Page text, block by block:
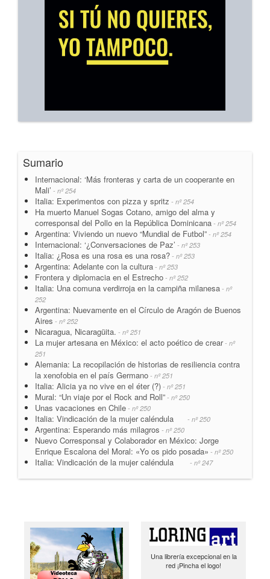
Sumario
Internacional: ‘Más fronteras y carta de un cooperante en
Mali’ - nº 254
Italia: Experimentos con pizza y spritz - nº 254
Ha muerto Manuel Sogas Cotano, amigo del alma y
corresponsal del Pollo en la República Dominicana - nº 254
Argentina: Viviendo un nuevo “Mundial de Futbol” - nº 254
Internacional: ‘¿Conversaciones de Paz’ - nº 253
Italia: ¿Rosa es una rosa es una rosa? - nº 253
Argentina: Adelante con la cultura - nº 253
Frontera y diplomacia en el Estrecho - nº 252
Italia: Una comuna verdirroja en la campiña milanesa - nº
252
Argentina: Nuevamente en el Círculo de Aragón de Buenos
Aires - nº 252
Nicaragua, Nicaragüita. - nº 251
La mujer artesana en México: el acto poético de crear- nº
251
Alemania: La recopilación de historias de resiliencia contra
la xenofobia en el país Germano - nº 251
Italia: Alicia ya no vive en el éter (?) - nº 251
Mural: “Un viaje por el Rock and Roll” - nº 250
Unas vacaciones en Chile - nº 250
Italia: Vindicación de la mujer caléndula - nº 250
Argentina: Esperando más milagros - nº 250
Nuevo Corresponsal y Colaborador en México: Jorge
Enrique Escalona del Moral: «Yo os pido posada» - nº 250
Italia: Vindicación de la mujer caléndula - nº 247
Una librería excepcional en la
red ¡Pincha el logo!